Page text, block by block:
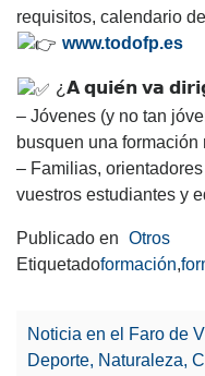
requisitos, calendario
www.todofp.es
¿𝗔 𝗾𝘂𝗶𝗲́𝗻 𝘃𝗮
– Jóvenes (y no tan
busquen una
– Familias,
vuestros estudiantes y
Publicado en Otros
Etiquetadoformación,
navigation
Noticia en el Faro de
Deporte, Naturaleza,